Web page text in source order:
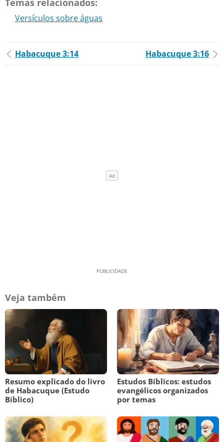
Temas relacionados:
Versículos sobre águas
Habacuque 3:14 Habacuque 3:16
Veja também
Resumo explicado do livro
de Habacuque (Estudo
Bíblico)
Estudos Bíblicos: estudos
evangélicos organizados
por temas